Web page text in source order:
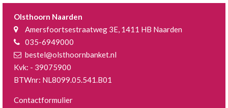
Klein gebak
Hartig
Zoet
Bonbons / Chocolade
Olsthoorn Naarden
Amersfoortsestraatweg 3E, 1411 HB Naarden
035-6949000
bestel@olsthoornbanket.nl
Kvk: - 39075900
BTWnr: NL8099.05.541.B01
Contactformulier